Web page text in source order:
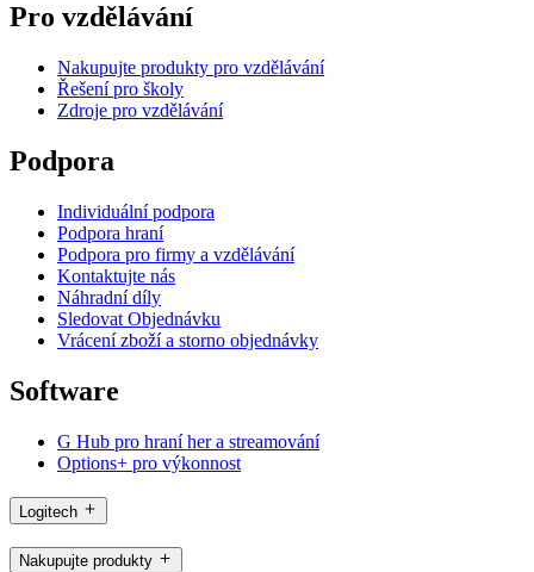
Pro vzdělávání
Nakupujte produkty pro vzdělávání
Řešení pro školy
Zdroje pro vzdělávání
Podpora
Individuální podpora
Podpora hraní
Podpora pro firmy a vzdělávání
Kontaktujte nás
Náhradní díly
Sledovat Objednávku
Vrácení zboží a storno objednávky
Software
G Hub pro hraní her a streamování
Options+ pro výkonnost
Logitech
Nakupujte produkty